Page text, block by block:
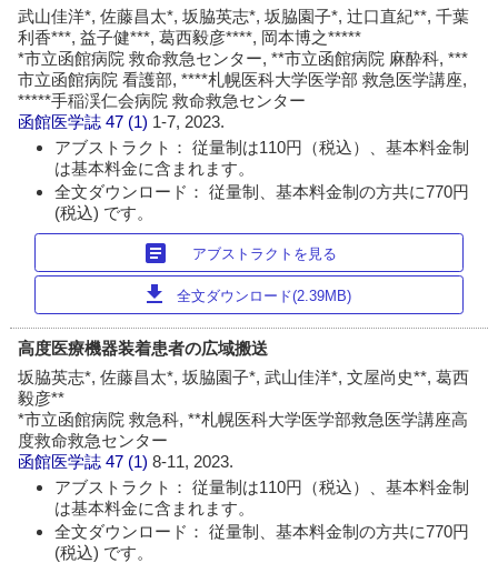
武山佳洋*, 佐藤昌太*, 坂脇英志*, 坂脇園子*, 辻口直紀**, 千葉
利香***, 益子健***, 葛西毅彦****, 岡本博之*****
*市立函館病院 救命救急センター, **市立函館病院 麻酔科, ***
市立函館病院 看護部, ****札幌医科大学医学部 救急医学講座,
*****手稲渓仁会病院 救命救急センター
函館医学誌 47 (1) 1-7, 2023.
アブストラクト： 従量制は110円（税込）、基本料金制
は基本料金に含まれます。
全文ダウンロード： 従量制、基本料金制の方共に770円
(税込) です。
article アブストラクトを見る
download 全文ダウンロード(2.39MB)
高度医療機器装着患者の広域搬送
坂脇英志*, 佐藤昌太*, 坂脇園子*, 武山佳洋*, 文屋尚史**, 葛西
毅彦**
*市立函館病院 救急科, **札幌医科大学医学部救急医学講座高
度救命救急センター
函館医学誌 47 (1)8-11, 2023.
アブストラクト： 従量制は110円（税込）、基本料金制
は基本料金に含まれます。
全文ダウンロード： 従量制、基本料金制の方共に770円
(税込) です。